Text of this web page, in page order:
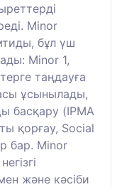
Minor
бұл үш
Minor 1,
таңдауға
ұсынылады,
басқару (IPMA
қорғау, Social
бар. Minor
және кәсіби